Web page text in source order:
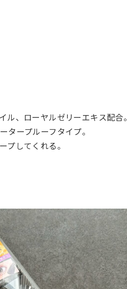
ル、ローヤルゼリーエキス配合。
タープルーフタイプ。
プしてくれる。